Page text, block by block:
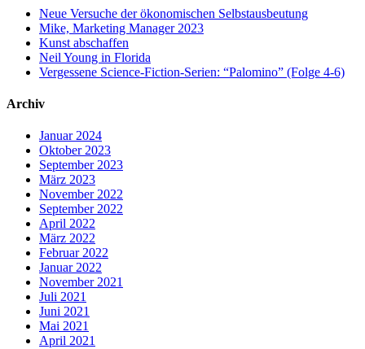
Neue Versuche der ökonomischen Selbstausbeutung
Mike, Marketing Manager 2023
Kunst abschaffen
Neil Young in Florida
Vergessene Science-Fiction-Serien: “Palomino” (Folge 4-6)
Archiv
Januar 2024
Oktober 2023
September 2023
März 2023
November 2022
September 2022
April 2022
März 2022
Februar 2022
Januar 2022
November 2021
Juli 2021
Juni 2021
Mai 2021
April 2021